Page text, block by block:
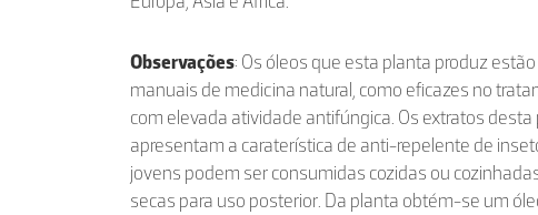
Observações: Os óleos que esta planta produz
manuais de medicina natural, como eficazes no
com elevada atividade antifúngica. Os extratos
apresentam a caraterística de anti-repelente de
jovens podem ser consumidas cozidas ou
secas para uso posterior. Da planta obtém-se um